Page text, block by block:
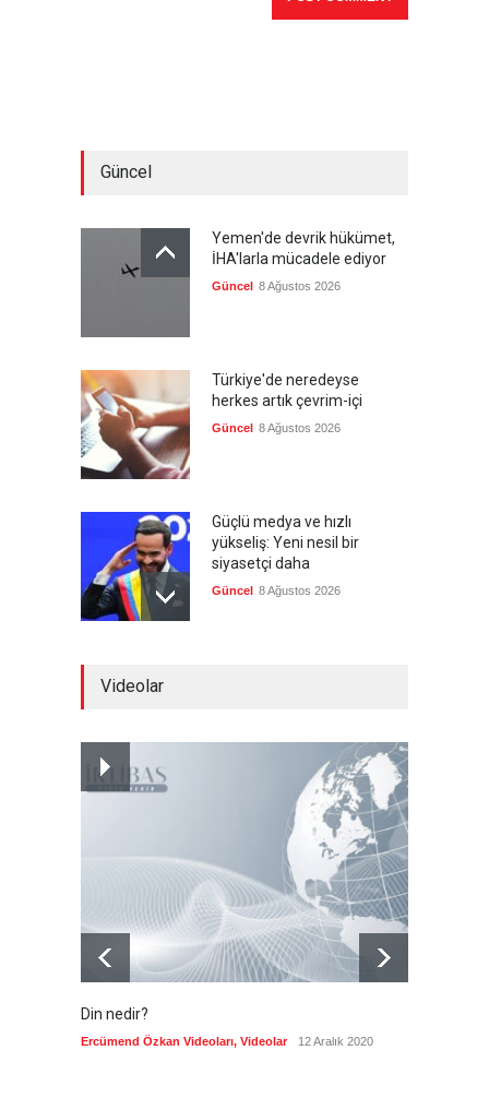
Güncel
Yemen'de devrik hükümet,
İHA'larla mücadele ediyor
Güncel 8 Ağustos 2026
Türkiye'de neredeyse
herkes artık çevrim-içi
Güncel 8 Ağustos 2026
Güçlü medya ve hızlı
yükseliş: Yeni nesil bir
siyasetçi daha
Güncel 8 Ağustos 2026
Kolombiya, solcu Petro'nun
yerine aşırı sağcı Espriella'yı
Güncel 8 Ağustos 2026
Videolar
Din nedir?
Ercümend Özkan Videoları, Videolar 12 Aralık 2020